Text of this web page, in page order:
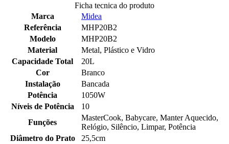
Ficha tecnica do produto
Marca
Midea
Referência
MHP20B2
Modelo
MHP20B2
Material
Metal, Plástico e Vidro
Capacidade Total
20L
Cor
Branco
Instalação
Bancada
Potência
1050W
Níveis de Potência
10
Funções
MasterCook, Babycare, Manter Aquecido,
Relógio, Silêncio, Limpar, Potência
Diâmetro do Prato
25,5cm